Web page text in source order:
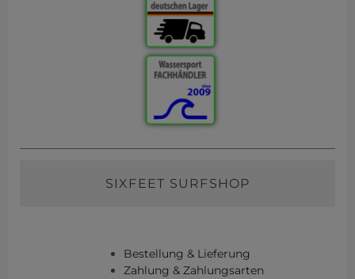
SIXFEET SURFSHOP
Bestellung & Lieferung
Zahlung & Zahlungsarten